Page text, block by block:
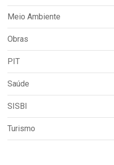
Meio Ambiente
Obras
PIT
Saúde
SISBI
Turismo